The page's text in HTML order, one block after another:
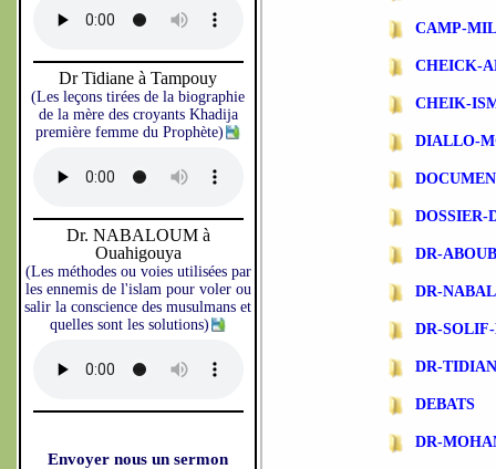
Dr Tidiane à Tampouy
(Les leçons tirées de la biographie
de la mère des croyants Khadija
première femme du Prophète)
Dr. NABALOUM à
Ouahigouya
(Les méthodes ou voies utilisées par
les ennemis de l'islam pour voler ou
salir la conscience des musulmans et
quelles sont les solutions)
Envoyer nous un sermon
CAMP-
CHEICK-
CHEIK-
DIALLO-
DOSSIER-
DR-
DR-
DR-
DR-
DEBATS
DR-